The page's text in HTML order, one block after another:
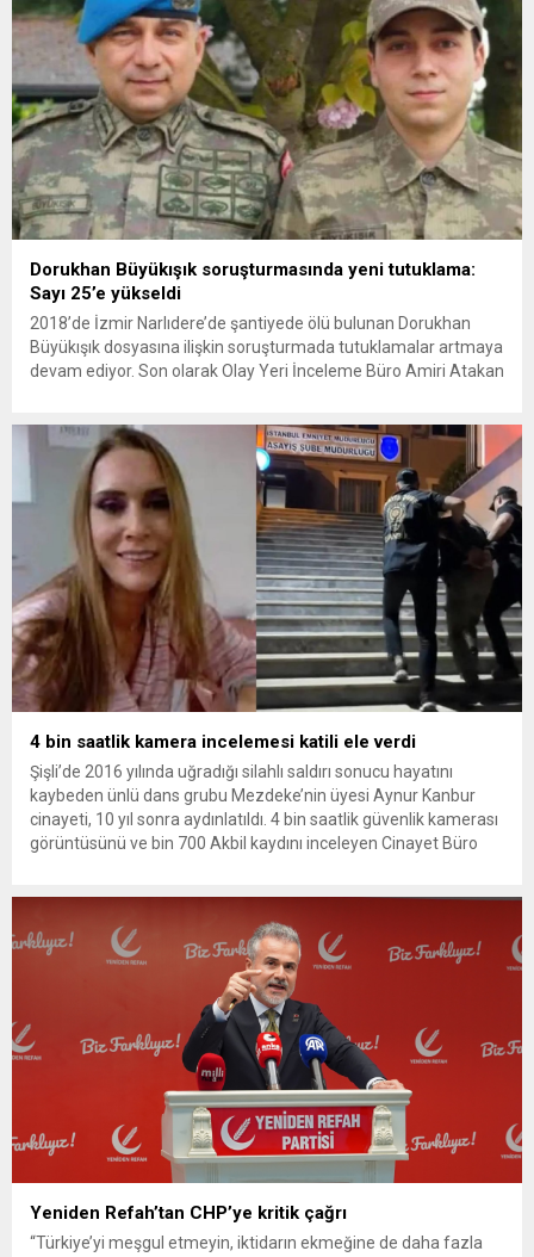
Dorukhan Büyükışık soruşturmasında yeni tutuklama:
Sayı 25’e yükseldi
2018’de İzmir Narlıdere’de şantiyede ölü bulunan Dorukhan
Büyükışık dosyasına ilişkin soruşturmada tutuklamalar artmaya
devam ediyor. Son olarak Olay Yeri İnceleme Büro Amiri Atakan
bulunan Dorukhan Büyükışık’a ilişkin yeniden açılan
soruşturmada tutuklamalar genişliyor. Son olarak dönemin...
4 bin saatlik kamera incelemesi katili ele verdi
Şişli’de 2016 yılında uğradığı silahlı saldırı sonucu hayatını
kaybeden ünlü dans grubu Mezdeke’nin üyesi Aynur Kanbur
cinayeti, 10 yıl sonra aydınlatıldı. 4 bin saatlik güvenlik kamerası
görüntüsünü ve bin 700 Akbil kaydını inceleyen Cinayet Büro
Yeniden Refah’tan CHP’ye kritik çağrı
“Türkiye’yi meşgul etmeyin, iktidarın ekmeğine de daha fazla